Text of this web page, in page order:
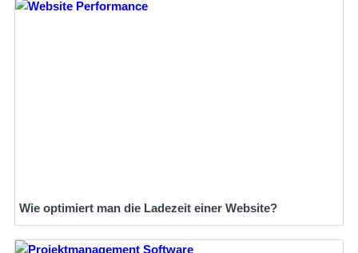
Wie optimiert man die Ladezeit einer Website?